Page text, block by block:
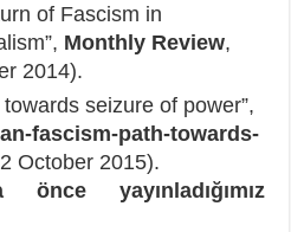
of Fascism in
Monthly Review,
2014).
seizure of power”,
fascism-path-towards-
October 2015).
önce yayınladığımız